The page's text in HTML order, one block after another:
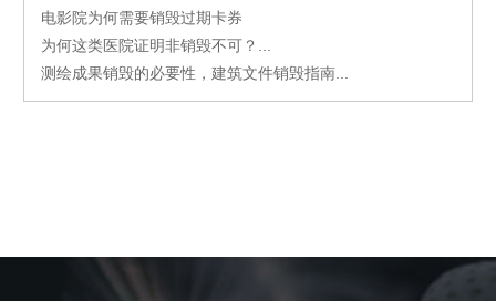
电影院为何需要销毁过期卡券
为何这类医院证明非销毁不可？...
测绘成果销毁的必要性，建筑文件销毁指南...